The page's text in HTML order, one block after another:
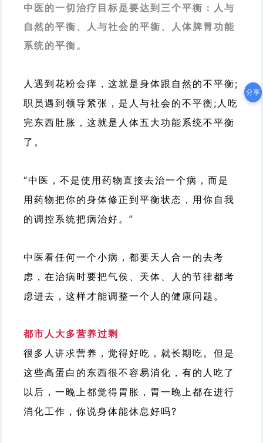
中医的一切治疗目标是要达到三个平衡：人与
自然的平衡、人与社会的平衡、人体脾胃功能
系统的平衡。
人遇到花粉会痒，这就是身体跟自然的不平衡;
职员遇到领导紧张，是人与社会的不平衡;人吃
完东西肚胀，这就是人体五大功能系统不平衡
了。
“中医，不是使用药物直接去治一个病，而是
用药物把你的身体修正到平衡状态，用你自我
的调控系统把病治好。”
中医看任何一个小病，都要天人合一的去考
虑，在治病时要把气侯、天体、人的节律都考
虑进去，这样才能调整一个人的健康问题。
都市人大多营养过剩
很多人讲求营养，觉得好吃，就长期吃。但是
这些高蛋白的东西很不容易消化，有的人吃了
以后，一晚上都觉得胃胀，胃一晚上都在进行
消化工作，你说身体能休息好吗?
分享